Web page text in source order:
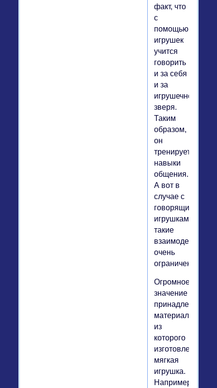
факт, что
с
помощью
игрушек
учится
говорить
и за себя
и за
игрушечного
зверя.
Таким
образом,
он
тренирует
навыки
общения.
А вот в
случае с
говорящими
игрушками
такие
взаимодействия
очень
ограничены.
Огромное
значение
принадлежит
материалу,
из
которого
изготовлена
мягкая
игрушка.
Например,